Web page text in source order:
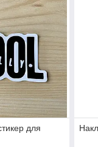
для